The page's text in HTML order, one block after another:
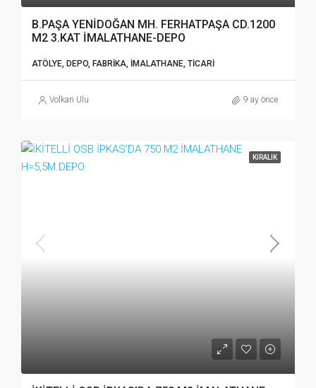
B.PAŞA YENİDOĞAN MH. FERHATPAŞA CD.1200
M2 3.KAT İMALATHANE-DEPO
ATÖLYE, DEPO, FABRIKA, İMALATHANE, TICARI
Volkan Ulu 9 ay önce
KIRALIK